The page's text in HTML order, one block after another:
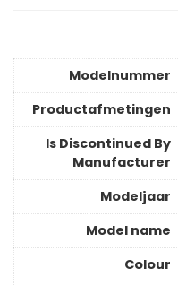
Modelnummer
Productafmetingen
Is Discontinued By
Manufacturer
Modeljaar
Model name
Colour